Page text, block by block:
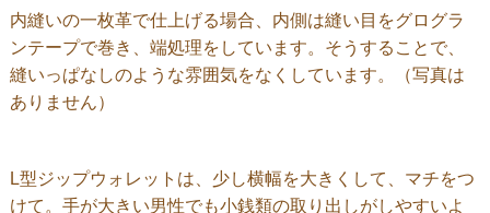
内縫いの一枚革で仕上げる場合、内側は縫い目をグログラ
ンテープで巻き、端処理をしています。そうすることで、
縫いっぱなしのような雰囲気をなくしています。（写真は
ありません）
L型ジップウォレットは、少し横幅を大きくして、マチをつ
けて。手が大きい男性でも小銭類の取り出しがしやすいよ